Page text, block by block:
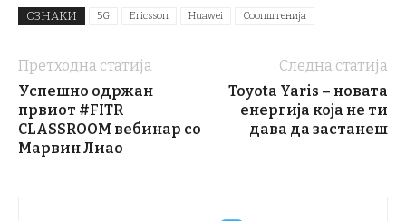
ОЗНАКИ 5G Ericsson Huawei Соопштенија
Претходна статија
Успешно одржан
првиот #FITR
CLASSROOM вебинар со
Марвин Лиао
Следна статија
Toyota Yaris – новата
енергија која не ти
дава да застанеш